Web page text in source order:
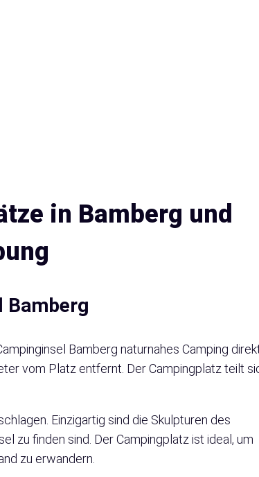
in Bamberg und
Bamberg
Bamberg naturnahes Camping
vom Platz entfernt. Der Campingplatz teilt
Einzigartig sind die Skulpturen des
zu finden sind. Der Campingplatz ist ideal, um
zu erwandern.